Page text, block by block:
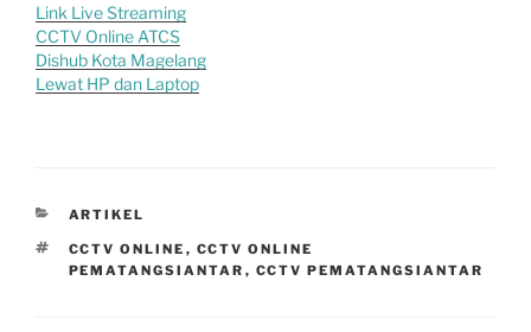
Link Live Streaming
CCTV Online ATCS
Dishub Kota Magelang
Lewat HP dan Laptop
CATEGORIES
ARTIKEL
TAGS
CCTV ONLINE , CCTV ONLINE
PEMATANGSIANTAR , CCTV PEMATANGSIANTAR